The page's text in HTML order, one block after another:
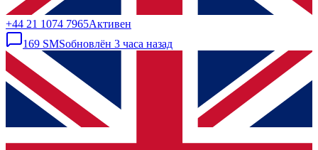
+44 21 1074 7965Активен
169 SMSобновлён 3 часа назад